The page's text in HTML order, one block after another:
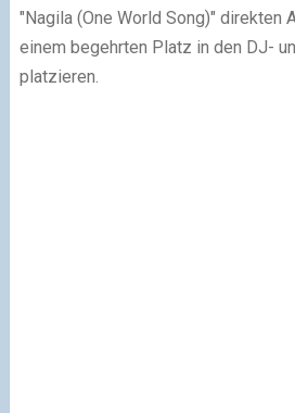
"Nagila (One World Song)" direkten
einem begehrten Platz in den DJ-
platzieren.